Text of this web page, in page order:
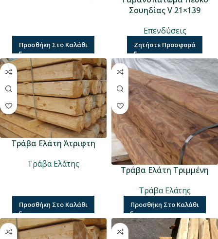
Προσθήκη Στο Καλάθι
Σουηδίας V 21×139
Επενδύσεις
Ζητήστε Προσφορά
Τράβα Ελάτη Άτριφτη
Τράβα Ελάτης
Προσθήκη Στο Καλάθι
Τράβα Ελάτη Τριμμένη
Τράβα Ελάτης
Προσθήκη Στο Καλάθι